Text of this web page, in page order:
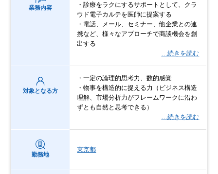
業務内容
・診療をラクにするサポートとして、クラ
ウド電子カルテを医師に提案する
・電話、メール、セミナー、他企業との連
携など、様々なアプローチで商談機会を創
出する
…続きを読む
対象となる方
・一定の論理的思考力、数的感覚
・物事を構造的に捉える力（ビジネス構造
理解、市場分析力がフレームワークに沿わ
ずとも自然と思考できる）
…続きを読む
勤務地
東京都